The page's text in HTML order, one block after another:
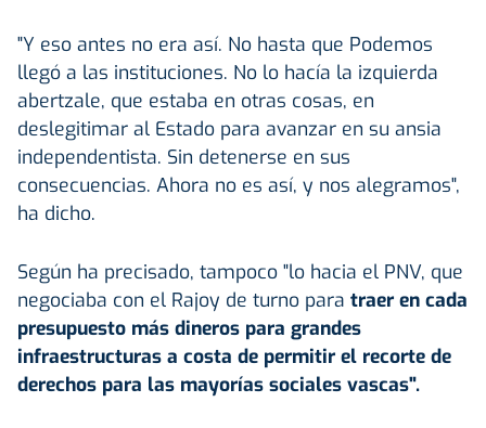
"Y eso antes no era así. No hasta que Podemos
llegó a las instituciones. No lo hacía la izquierda
abertzale, que estaba en otras cosas, en
deslegitimar al Estado para avanzar en su ansia
independentista. Sin detenerse en sus
consecuencias. Ahora no es así, y nos alegramos",
ha dicho.
Según ha precisado, tampoco "lo hacia el PNV, que
negociaba con el Rajoy de turno para traer en cada
presupuesto más dineros para grandes
infraestructuras a costa de permitir el recorte de
derechos para las mayorías sociales vascas".